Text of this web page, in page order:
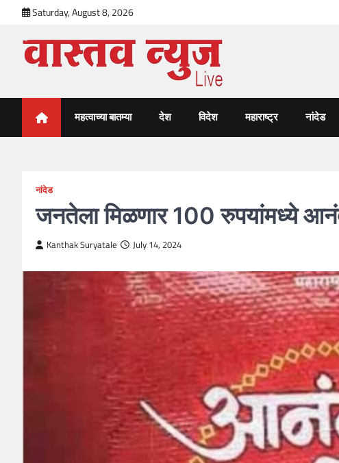
content
Saturday, August 8, 2026
VastavNEWSLive.com
महत्वाच्या बातम्या देश विदेश महाराष्ट्र नांदेड
नांदेड
जनतेला मिळणार 100 रुपयांमध्ये
Kanthak Suryatale July 14, 2024